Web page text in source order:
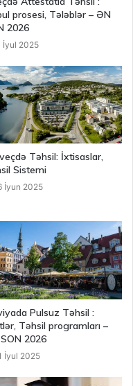
prosesi, Tələblər – ƏN
2026
İyul 2025
Təhsil: İxtisaslar,
Sistemi
İyun 2025
Pulsuz Təhsil :
Təhsil programları –
2026
İyul 2025